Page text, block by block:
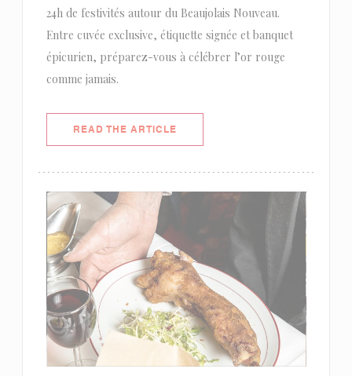
24h de festivités autour du Beaujolais Nouveau.
Entre cuvée exclusive, étiquette signée et banquet
épicurien, préparez-vous à célébrer l’or rouge
comme jamais.
READ THE ARTICLE((OPENS IN A NEW WINDOW))